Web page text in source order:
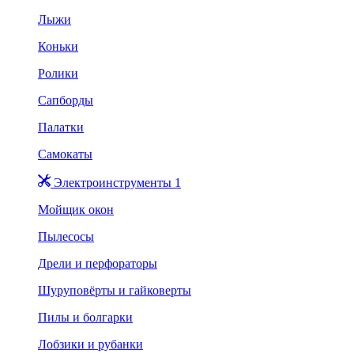
Лыжи
Коньки
Ролики
Сапборды
Палатки
Самокаты
Электроинструменты 1
Мойщик окон
Пылесосы
Дрели и перфораторы
Шуруповёрты и гайковерты
Пилы и болгарки
Лобзики и рубанки